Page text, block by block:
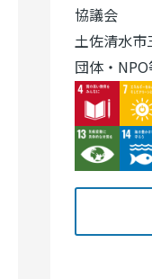
協議会
土佐清水
団体・
Image
Image